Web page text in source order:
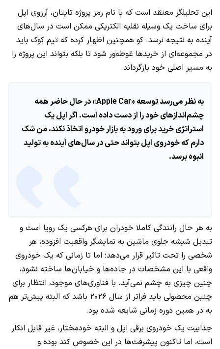
این تحلیلگر معتقد است که با نام رمز پروژه تایتان، آرزوی اپل
برای ساخت یک وسیله نقلیه الکتریکی ممکن است در سال‌های
آینده به نتیجه نرسد. کو همچنین اظهار کرده که تیم کوک باید
در مجموعه‌ای از خریدها غوطه‌ور شود تا بلکه بتواند این پروژه را
به مسیر اصلی خود بازگرداند.
به نظر می‌رسد توسعه «Apple Car» در حال حاضر همه
چشم‌اندازهای خود را از دست داده است. اگر اپل یک
استراتژی خرید برای ورود به بازار خودرو اتخاذ نکند، من شک
دارم که خودروی اپل بتواند حتی در سال‌های آینده به تولید
انبوه برسد.
به هر حال رانندگی کاملا خودران برای هرکسی یک رویا است و
تبدیل شیشه جلوی ماشین به نمایشگر واقعیت افزوده، هر
شخصی را تحت تاثیر قرار می‌دهد؛ اما تا زمانی که یک خودروی
واقعی با این مشخصات در جاده‌ها و خیابان‌ها ساخته نشود،
چنین چیزی به چشم نمی‌آید. با فناوری‌های موجود، انتظار برای
چنین محصولی باید فراتر از سال ۲۰۲۶ باشد که البته پیش‌تر هم
به در همین دوره زمانی شایعه شده بود.
جذابیت یک خودروی برقی اپل و البته خودمختار، غیر قابل انکار
است، اما تاکنون پیشرفت‌ها در این خصوص کند بوده و